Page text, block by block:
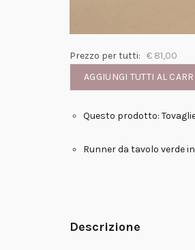
Prezzo per tutti: € 81,00
AGGIUNGI TUTTI AL
Questo prodotto:
Runner da tavolo verde
Descrizione